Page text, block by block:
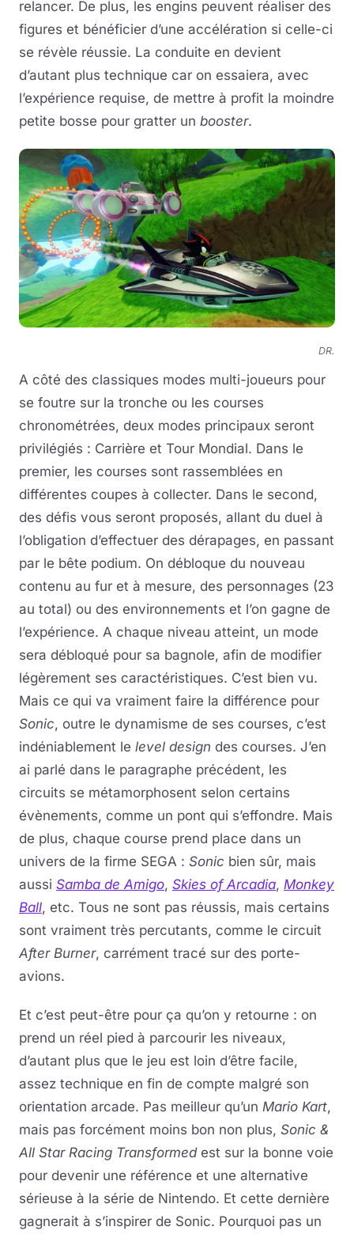
relancer. De plus, les engins peuvent réaliser des
figures et bénéficier d’une accélération si celle-ci
se révèle réussie. La conduite en devient
d’autant plus technique car on essaiera, avec
l’expérience requise, de mettre à profit la moindre
petite bosse pour gratter un booster.
DR.
A côté des classiques modes multi-joueurs pour
se foutre sur la tronche ou les courses
chronométrées, deux modes principaux seront
privilégiés : Carrière et Tour Mondial. Dans le
premier, les courses sont rassemblées en
différentes coupes à collecter. Dans le second,
des défis vous seront proposés, allant du duel à
l’obligation d’effectuer des dérapages, en passant
par le bête podium. On débloque du nouveau
contenu au fur et à mesure, des personnages (23
au total) ou des environnements et l’on gagne de
l’expérience. A chaque niveau atteint, un mode
sera débloqué pour sa bagnole, afin de modifier
légèrement ses caractéristiques. C’est bien vu.
Mais ce qui va vraiment faire la différence pour
Sonic, outre le dynamisme de ses courses, c’est
indéniablement le level design des courses. J’en
ai parlé dans le paragraphe précédent, les
circuits se métamorphosent selon certains
évènements, comme un pont qui s’effondre. Mais
de plus, chaque course prend place dans un
univers de la firme SEGA : Sonic bien sûr, mais
aussi Samba de Amigo, Skies of Arcadia, Monkey
Ball, etc. Tous ne sont pas réussis, mais certains
sont vraiment très percutants, comme le circuit
After Burner, carrément tracé sur des porte-
avions.
Et c’est peut-être pour ça qu’on y retourne : on
prend un réel pied à parcourir les niveaux,
d’autant plus que le jeu est loin d’être facile,
assez technique en fin de compte malgré son
orientation arcade. Pas meilleur qu’un Mario Kart,
mais pas forcément moins bon non plus, Sonic &
All Star Racing Transformedest sur la bonne voie
pour devenir une référence et une alternative
sérieuse à la série de Nintendo. Et cette dernière
gagnerait à s’inspirer de Sonic. Pourquoi pas un